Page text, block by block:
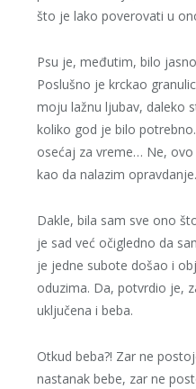
što je lako poverovati u
Psu je, međutim, bilo
Poslušno je krckao
moju lažnu ljubav, daleko
koliko god je bilo
osećaj za vreme… Ne,
kao da nalazim opravdanje.
Dakle, bila sam sve ono
je sad već očigledno da
je jedne subote došao i
oduzima. Da, potvrdio je,
uključena i beba.
Otkud beba?! Zar ne
nastanak bebe, zar ne